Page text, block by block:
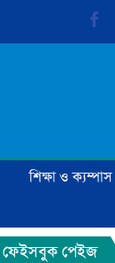
শিক্ষা ও ক্যম্পাস
ফেইসবুক পেইজ